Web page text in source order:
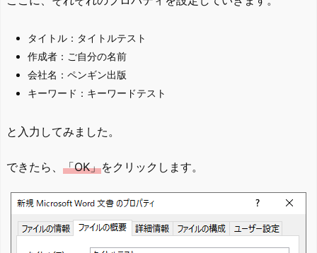
タイトル：タイトルテスト
作成者：ご自分の名前
会社名：ペンギン出版
キーワード：キーワードテスト
と入力してみました。
できたら、 「OK」をクリックします。